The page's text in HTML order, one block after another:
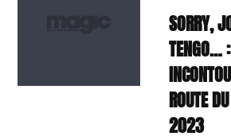
SORRY,
TENGO…
ROUTE
2023